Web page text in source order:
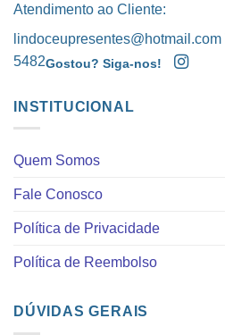
Atendimento ao Cliente:
5482Gostou? Siga-nos!
INSTITUCIONAL
Quem Somos
Fale Conosco
Política de Privacidade
Política de Reembolso
DÚVIDAS GERAIS